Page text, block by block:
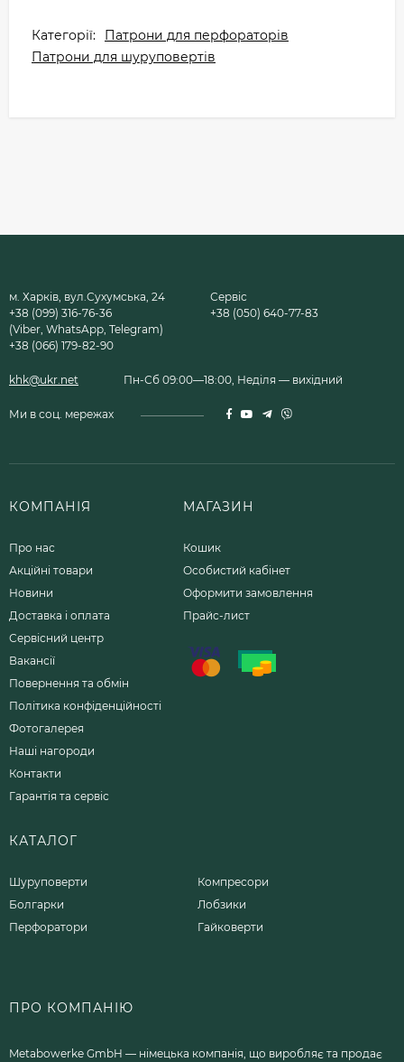
Категорії:
Патрони для перфораторів
Патрони для шуруповертів
м. Харків, вул.Сухумська, 24
+38 (099) 316-76-36
(Viber, WhatsApp, Telegram)
+38 (066) 179-82-90
Сервіс
+38 (050) 640-77-83
khk@ukr.net Пн-Сб 09:00—18:00, Неділя — вихідний
Ми в соц. мережах
КОМПАНІЯ
Про нас
Акційні товари
Новини
Доставка і оплата
Сервісний центр
Вакансії
Повернення та обмін
Політика конфіденційності
Фотогалерея
Наші нагороди
Контакти
Гарантія та сервіс
МАГАЗИН
Кошик
Особистий кабінет
Оформити замовлення
Прайс-лист
КАТАЛОГ
Шуруповерти
Болгарки
Перфоратори
Компресори
Лобзики
Гайковерти
ПРО КОМПАНІЮ
Metabowerke GmbH — німецька компанія, що виробляє та продає